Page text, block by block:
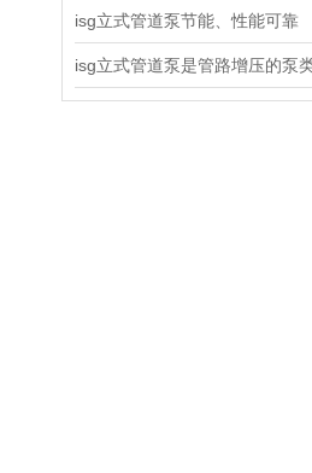
isg立式管道泵节能、性能可靠